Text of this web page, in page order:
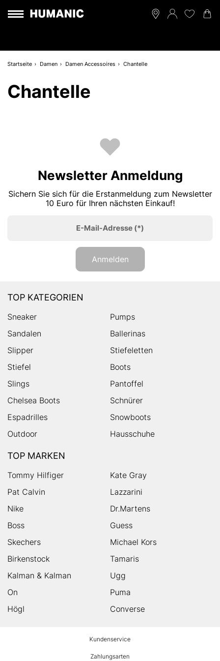
Startseite Damen Damen Accessoires Chantelle
Chantelle
Newsletter Anmeldung
Sichern Sie sich für die Erstanmeldung zum Newsletter
10 Euro für Ihren nächsten Einkauf!
E-Mail-Adresse (*)
Anmelden
TOP KATEGORIEN
Sneaker
Pumps
Sandalen
Ballerinas
Slipper
Stiefeletten
Stiefel
Boots
Slings
Pantoffel
Chelsea Boots
Schnürer
Espadrilles
Snowboots
Outdoor
Hausschuhe
TOP MARKEN
Tommy Hilfiger
Kate Gray
Pat Calvin
Lazzarini
Nike
Dr.Martens
Boss
Guess
Skechers
Michael Kors
Birkenstock
Tamaris
Kalman & Kalman
Ugg
On
Puma
Högl
Converse
Kundenservice
Zahlungsarten